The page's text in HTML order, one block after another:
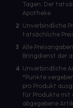
Tagen. Der
Apotheke.
2 Unverbindliche
tatsächliche
3 Alle
Bringdienst der
4 Unverbindliche
°Punkte
pro Produkt
für Produkte mit
abgegebene